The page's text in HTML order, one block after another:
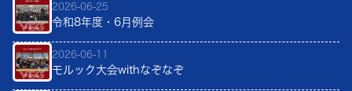
2026-06-25
令和8年度・6月例会
2026-06-11
モルック大会withなぞなぞ